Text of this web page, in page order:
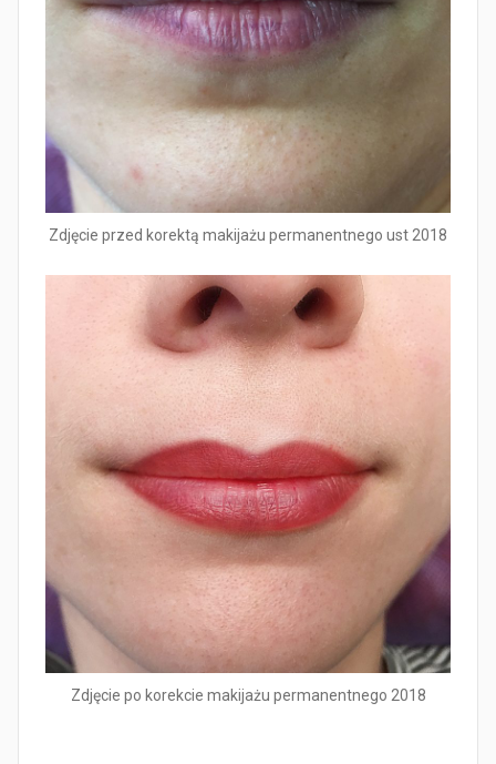
Zdjęcie przed korektą makijażu permanentnego ust 2018
Zdjęcie po korekcie makijażu permanentnego 2018